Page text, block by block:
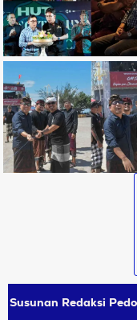
Susunan Redaksi